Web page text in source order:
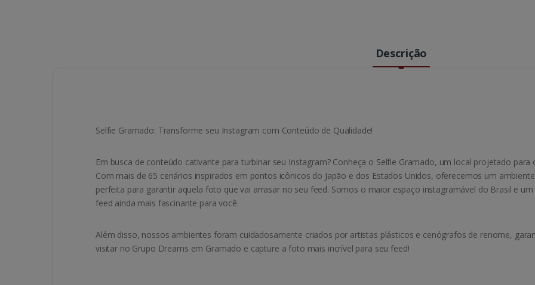
Descrição
Selfie Gramado: Transforme seu Instagram com Conteúdo de Qualidade!
Em busca de conteúdo cativante para turbinar seu Instagram? Conheça o Selfie Gramado, um local projetado
Com mais de 65 cenários inspirados em pontos icônicos do Japão e dos Estados Unidos, oferecemos um
perfeita para garantir aquela foto que vai arrasar no seu feed. Somos o maior espaço instagramável do Brasil e
feed ainda mais fascinante para você.
Além disso, nossos ambientes foram cuidadosamente criados por artistas plásticos e cenógrafos de renome,
visitar no Grupo Dreams em Gramado e capture a foto mais incrível para seu feed!